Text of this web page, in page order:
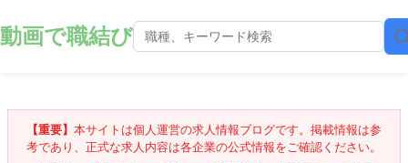
動画で職結び
【重要】 本サイトは個人運営の求人情報ブログです。掲載情報は参
考であり、正式な求人内容は各企業の公式情報をご確認ください。